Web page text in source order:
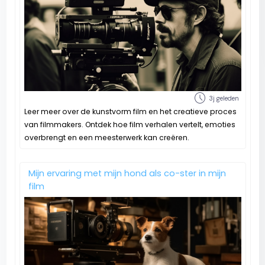
schedule 3j geleden
Leer meer over de kunstvorm film en het creatieve proces
van filmmakers. Ontdek hoe film verhalen vertelt, emoties
overbrengt en een meesterwerk kan creëren.
Mijn ervaring met mijn hond als co-ster in mijn
film